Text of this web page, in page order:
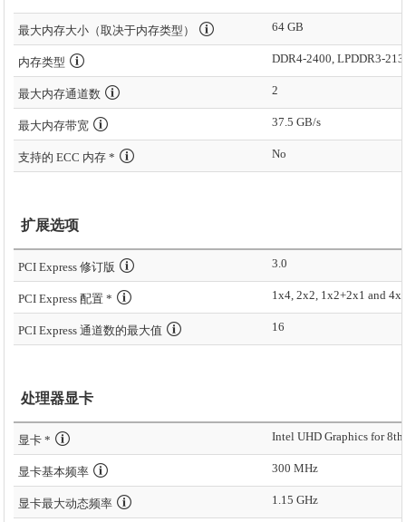
最大内存大小（取决于内存类型） 64 GB
内存类型 DDR4-2400, LPDDR3-
最大内存通道数 2
最大内存带宽 37.5 GB/s
支持的 ECC 内存 * No
扩展选项
PCI Express 修订版 3.0
PCI Express 配置 * 1x4, 2x2, 1x2+2x1 and
PCI Express 通道数的最大值 16
处理器显卡
显卡 *
显卡基本频率 300 MHz
显卡最大动态频率 1.15 GHz